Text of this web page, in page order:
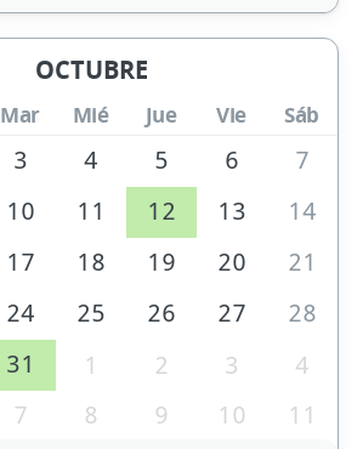
OCTUBRE
Mar Mié Jue Vie Sáb
3 4 5 6
7
10 11 12 13
14
17 18 19 20
21
24 25 26 27
28
31 1 2 3
4
7 8 9 10 11